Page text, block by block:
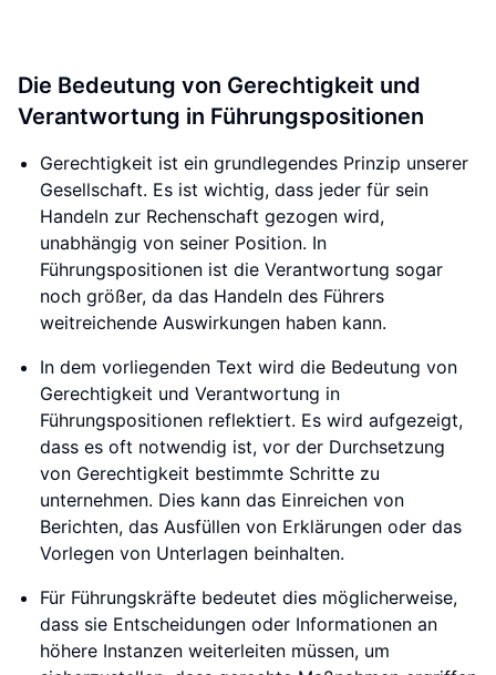
Die Bedeutung von Gerechtigkeit und
Verantwortung in Führungspositionen
Gerechtigkeit ist ein grundlegendes Prinzip unserer
Gesellschaft. Es ist wichtig, dass jeder für sein
Handeln zur Rechenschaft gezogen wird,
unabhängig von seiner Position. In
Führungspositionen ist die Verantwortung sogar
noch größer, da das Handeln des Führers
weitreichende Auswirkungen haben kann.
In dem vorliegenden Text wird die Bedeutung von
Gerechtigkeit und Verantwortung in
Führungspositionen reflektiert. Es wird aufgezeigt,
dass es oft notwendig ist, vor der Durchsetzung
von Gerechtigkeit bestimmte Schritte zu
unternehmen. Dies kann das Einreichen von
Berichten, das Ausfüllen von Erklärungen oder das
Vorlegen von Unterlagen beinhalten.
Für Führungskräfte bedeutet dies möglicherweise,
dass sie Entscheidungen oder Informationen an
höhere Instanzen weiterleiten müssen, um